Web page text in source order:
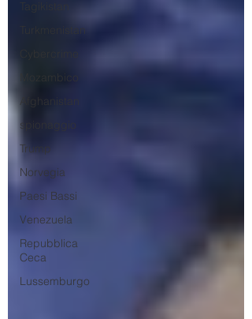
Turkmenistan
Mozambico
Afghanistan
spionaggio
Trump
Norvegia
Paesi Bassi
Venezuela
Repubblica
Ceca
Lussemburgo